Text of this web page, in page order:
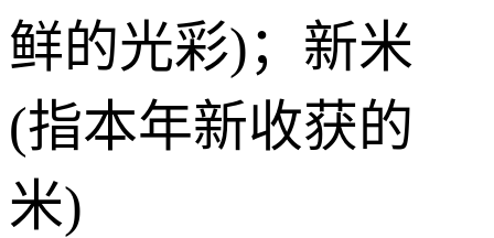
鲜的光彩)；新米
(指本年新收获的
米)